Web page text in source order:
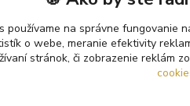
používame na správne fungovanie
o webe, meranie efektivity
stránok, či zobrazenie reklám